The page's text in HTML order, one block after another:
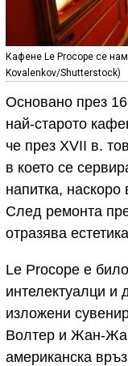
Кафене Le Procope се
Kovalenkov/Shutterstock)
Основано през
най-старото
че през XVII в.
в което се
напитка,
След ремонта
отразява
Le Procope е
интелектуалци и
изложени
Волтер и Жан-
американска